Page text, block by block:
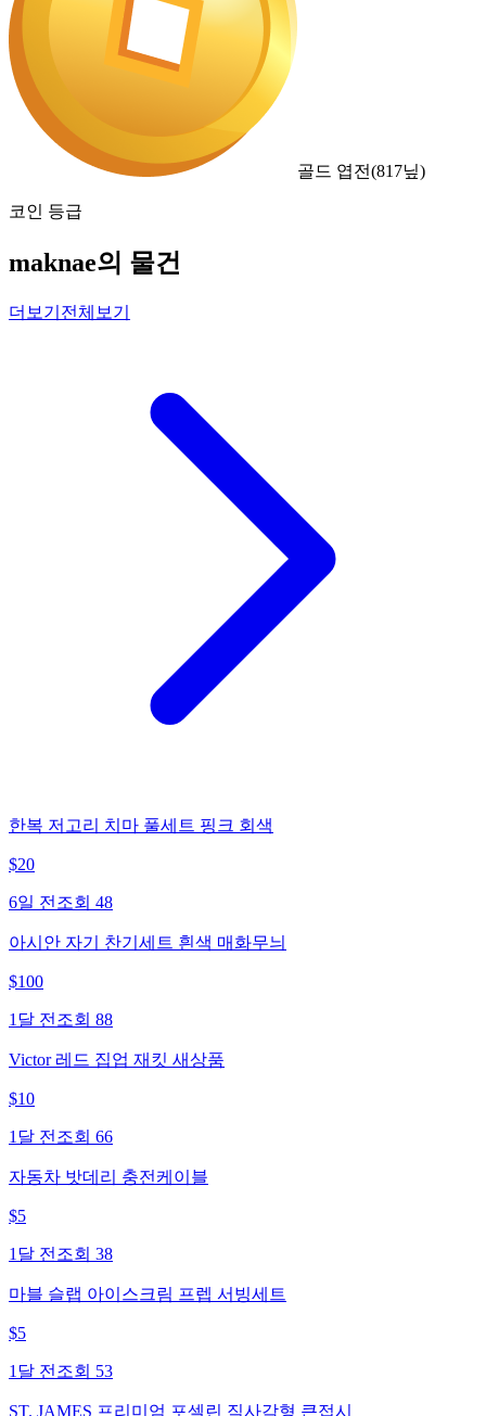
골드 엽전(817닢)
코인 등급
maknae의 물건
더보기 전체보기
한복 저고리 치마 풀세트 핑크 회색
$20
6일 전 조회 48
아시안 자기 찬기세트 흰색 매화무늬
$100
1달 전 조회 88
Victor 레드 집업 재킷 새상품
$10
1달 전 조회 66
자동차 밧데리 충전케이블
$5
1달 전 조회 38
마블 슬랩 아이스크림 프렙 서빙세트
$5
1달 전 조회 53
ST. JAMES 프리미엄 포셀린 직사각형 큰접시